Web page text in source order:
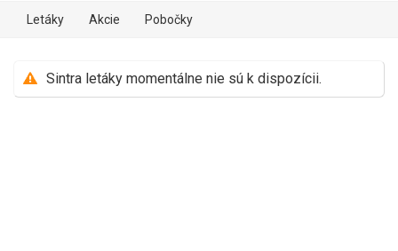
Letáky Akcie Pobočky
Sintra letáky momentálne nie sú k dispozícii.